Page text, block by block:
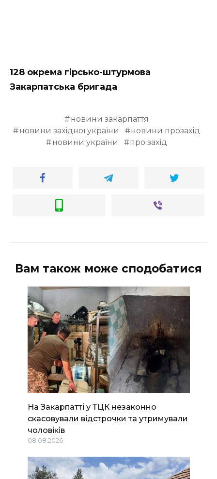
128 окрема гірсько-штурмова
Закарпатська бригада
новини закарпаття
новини західної україни
новини прозахід
новини україни
про захід
Вам також може сподобатися
На Закарпатті у ТЦК незаконно
скасовували відстрочки та утримували
чоловіків
08.08.2026